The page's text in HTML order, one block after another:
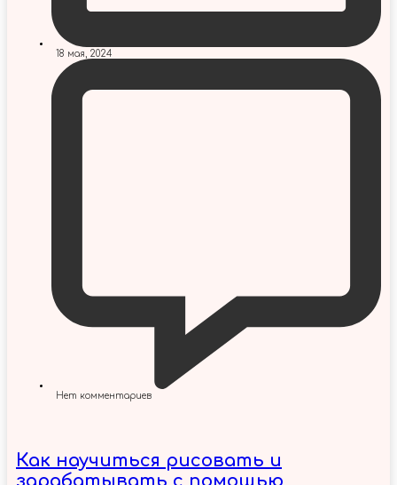
18 мая, 2024
Нет комментариев
Как научиться рисовать и
зарабатывать с помощью